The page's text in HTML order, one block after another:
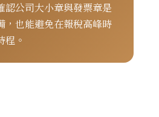
認公司大小章與發票章是
，也能避免在報稅高峰時
程。